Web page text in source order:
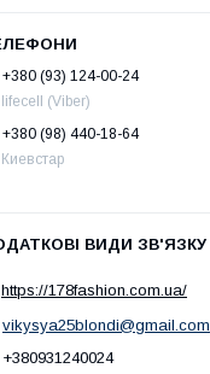
+380 (93) 124-00-24
lifecell (Viber)
+380 (98) 440-18-64
Киевстар
https://178fashion.com.ua/
vikysya25blondi@gmail.com
+380931240024